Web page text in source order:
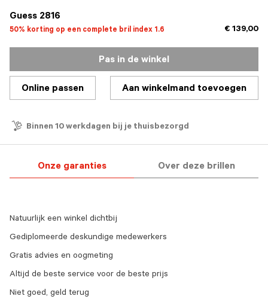
Guess 2816
50% korting op een complete bril index 1.6 € 139,00
Pas in de winkel
Online passen Aan winkelmand toevoegen
Binnen 10 werkdagen bij je thuisbezorgd
Onze garanties Over deze brillen
Natuurlijk een winkel dichtbij
Gediplomeerde deskundige medewerkers
Gratis advies en oogmeting
Altijd de beste service voor de beste prijs
Niet goed, geld terug